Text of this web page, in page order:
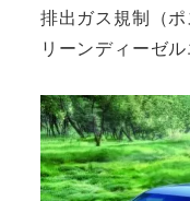
排出ガス規制（
リーンディーゼ